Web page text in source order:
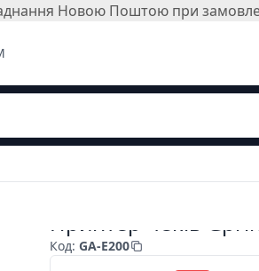
Новою Поштою при
Принтер чеків
Код:GA-E200